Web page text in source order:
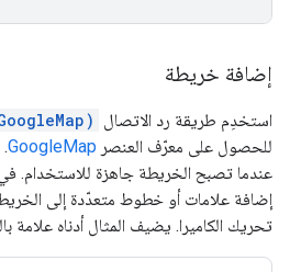
إضافة خريطة
استخدِم طريقة رد الاتصال
للحصول على معرّف العنصر GoogleMap
.
عندما تصبح الخريطة جاهزة للاستخدام.
إضافة علامات أو خطوط متعدّدة إلى
تحريك الكاميرا. يضيف المثال أدناه علامة